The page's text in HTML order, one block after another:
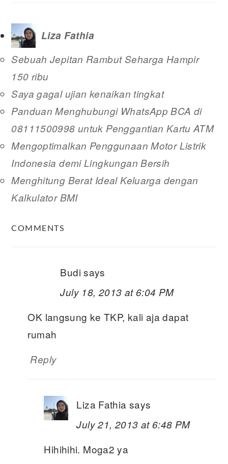
Liza Fathia
Sebuah Jepitan Rambut Seharga Hampir
150 ribu
Saya gagal ujian kenaikan tingkat
Panduan Menghubungi WhatsApp BCA di
08111500998 untuk Penggantian Kartu ATM
Mengoptimalkan Penggunaan Motor Listrik
Indonesia demi Lingkungan Bersih
Menghitung Berat Ideal Keluarga dengan
Kalkulator BMI
COMMENTS
Budi says
July 18, 2013 at 6:04 PM
OK langsung ke TKP, kali aja dapat
rumah
Reply
Liza Fathia says
July 21, 2013 at 6:48 PM
Hihihihi. Moga2 ya